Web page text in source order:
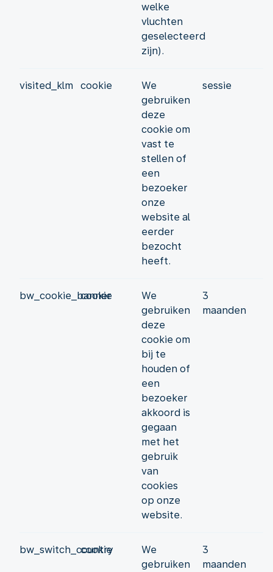
welke
vluchten
geselecteerd
zijn).
visited_klm cookie
We
gebruiken
deze
cookie om
vast te
stellen of
een
bezoeker
onze
website al
eerder
bezocht
heeft.
sessie
bw_cookie_banner
cookie
We
gebruiken
deze
cookie om
bij te
houden of
een
bezoeker
akkoord is
gegaan
met het
gebruik
van
cookies
op onze
website.
3
maanden
bw_switch_country
cookie
We
gebruiken
3
maanden